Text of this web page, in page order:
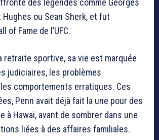
des légendes comme Georges
ou Sean Sherk, et fut
of Fame de l’UFC.
retraite sportive, sa vie est marquée
judiciaires, les problèmes
comportements erratiques. Ces
Penn avait déjà fait la une pour des
à Hawaï, avant de sombrer dans une
liées à des affaires familiales.